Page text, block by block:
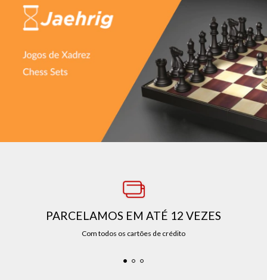
PARCELAMOS EM ATÉ 12 VEZES
Com todos os cartões de crédito